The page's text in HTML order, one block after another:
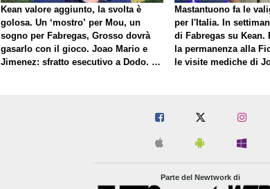
Kean valore aggiunto, la svolta è
golosa. Un ‘mostro’ per Mou, un
sogno per Fabregas, Grosso dovrà
gasarlo con il gioco. Joao Mario e
Jimenez: sfratto esecutivo a Dodo. E
Mastantuono fa le
per l'Italia. In
di Fabregas su
la permanenza alla
le visite mediche di
Parte del Newtwork di